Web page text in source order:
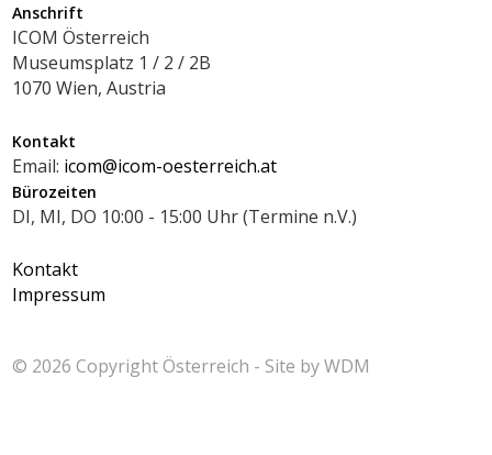
Anschrift
ICOM Österreich
Museumsplatz 1 / 2 / 2B
1070 Wien, Austria
Kontakt
Email: icom@icom-oesterreich.at
Bürozeiten
DI, MI, DO 10:00 - 15:00 Uhr (Termine n.V.)
Kontakt
Impressum
© 2026 CopyrightÖsterreich - Site byWDM